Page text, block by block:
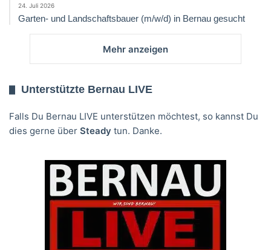
24. Juli 2026
Garten- und Landschaftsbauer (m/w/d) in Bernau gesucht
Mehr anzeigen
Unterstützte Bernau LIVE
Falls Du Bernau LIVE unterstützen möchtest, so kannst Du
dies gerne über Steady tun. Danke.